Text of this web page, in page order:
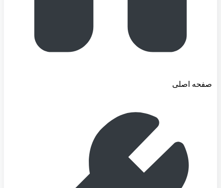
صفحه اصلی